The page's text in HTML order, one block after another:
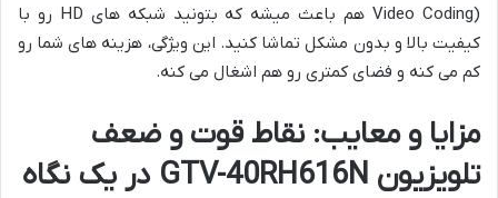
Video Coding) هم باعث میشه که بتونید شبکه های HD رو با
کیفیت بالا و بدون مشکل تماشا کنید. این ویژگی، هزینه های شما رو
کم می کنه و فضای کمتری رو هم اشغال می کنه.
مزایا و معایب: نقاط قوت و ضعف
تلویزیون GTV-40RH616N در یک نگاه